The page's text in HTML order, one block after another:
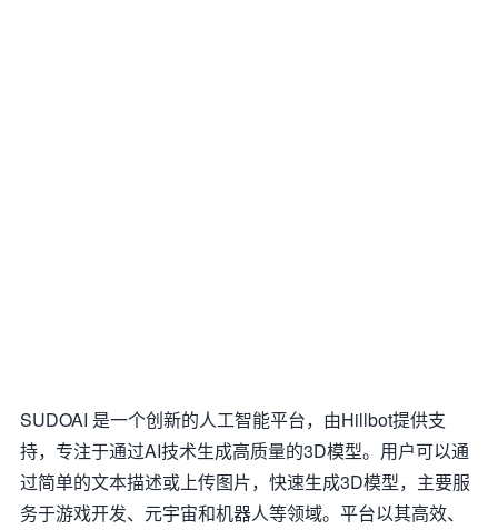
SUDOAI 是一个创新的人工智能平台，由Hillbot提供支
持，专注于通过AI技术生成高质量的3D模型。用户可以通
过简单的文本描述或上传图片，快速生成3D模型，主要服
务于游戏开发、元宇宙和机器人等领域。平台以其高效、